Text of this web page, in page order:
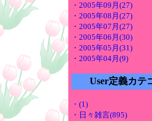
・2005年09月(27)
・2005年08月(27)
・2005年07月(27)
・2005年06月(30)
・2005年05月(31)
・2005年04月(9)
User定義カテ
・(1)
・日々雑言(895)